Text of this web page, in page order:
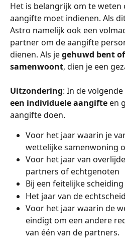
Het is belangrijk om te weten
aangifte moet indienen. Als
Astro namelijk ook een
partner om de aangifte
dienen. Als je gehuwd bent
samenwoont, dien je een
Uitzondering: In de
een individuele aangifte en
aangifte doen.
Voor het jaar waarin je
wettelijke samenwoning
Voor het jaar van
partners of echtgenoten
Bij een feitelijke scheiding
Het jaar van de
Voor het jaar waarin de
eindigt om een andere
van één van de partners.